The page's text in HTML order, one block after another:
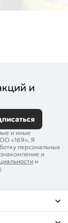
и
и иные
«169». Я
персональных
и
и
.